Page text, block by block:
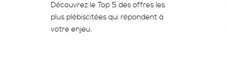
Découvrez le Top 5 des offres les
plus plébiscitées qui répondent à
votre enjeu.